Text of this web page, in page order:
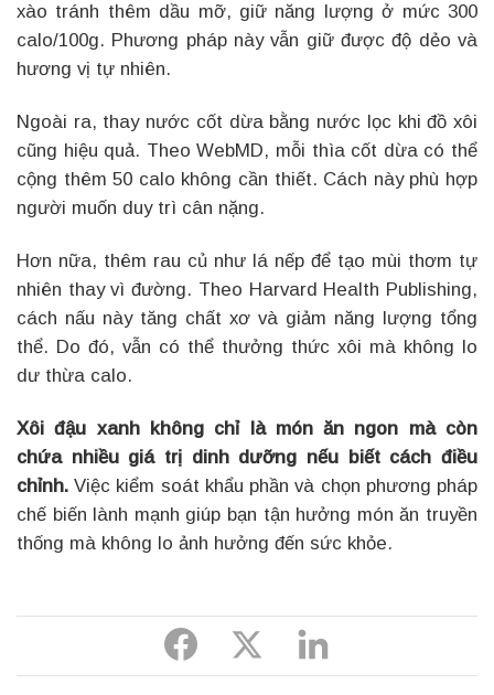
xào tránh thêm dầu mỡ, giữ năng lượng ở mức 300
calo/100g. Phương pháp này vẫn giữ được độ dẻo và
hương vị tự nhiên.
Ngoài ra, thay nước cốt dừa bằng nước lọc khi đồ xôi
cũng hiệu quả. Theo WebMD, mỗi thìa cốt dừa có thể
cộng thêm 50 calo không cần thiết. Cách này phù hợp
người muốn duy trì cân nặng.
Hơn nữa, thêm rau củ như lá nếp để tạo mùi thơm tự
nhiên thay vì đường. Theo Harvard Health Publishing,
cách nấu này tăng chất xơ và giảm năng lượng tổng
thể. Do đó, vẫn có thể thưởng thức xôi mà không lo
dư thừa calo.
Xôi đậu xanh không chỉ là món ăn ngon mà còn
chứa nhiều giá trị dinh dưỡng nếu biết cách điều
chỉnh. Việc kiểm soát khẩu phần và chọn phương pháp
chế biến lành mạnh giúp bạn tận hưởng món ăn truyền
thống mà không lo ảnh hưởng đến sức khỏe.
Share
Share
Share